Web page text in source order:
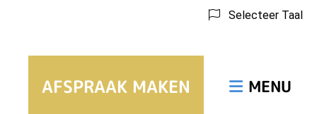
Selecteer Taal
Hoofdmenu
MENU
ZoekenAFSPRAAK MAKEN